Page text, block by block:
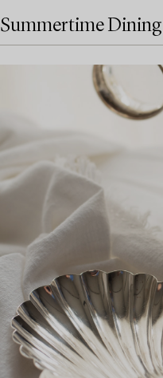
Summertime Dining